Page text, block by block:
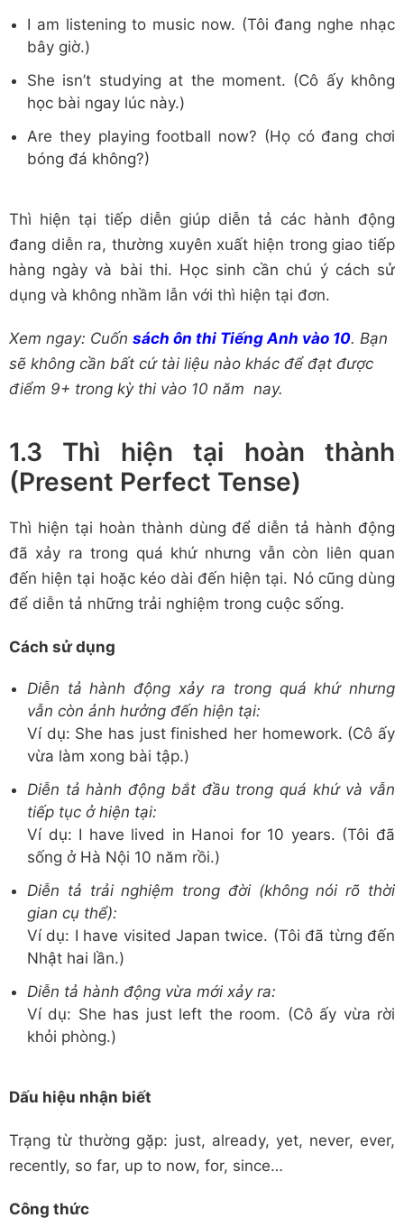
I am listening to music now. (Tôi đang nghe nhạc
bây giờ.)
She isn’t studying at the moment. (Cô ấy không
học bài ngay lúc này.)
Are they playing football now? (Họ có đang chơi
bóng đá không?)
Thì hiện tại tiếp diễn giúp diễn tả các hành động
đang diễn ra, thường xuyên xuất hiện trong giao tiếp
hàng ngày và bài thi. Học sinh cần chú ý cách sử
dụng và không nhầm lẫn với thì hiện tại đơn.
Xem ngay: Cuốn sách ôn thi Tiếng Anh vào 10. Bạn
sẽ không cần bất cứ tài liệu nào khác để đạt được
điểm 9+ trong kỳ thi vào 10 năm nay.
1.3 Thì hiện tại hoàn thành
(Present Perfect Tense)
Thì hiện tại hoàn thành dùng để diễn tả hành động
đã xảy ra trong quá khứ nhưng vẫn còn liên quan
đến hiện tại hoặc kéo dài đến hiện tại. Nó cũng dùng
để diễn tả những trải nghiệm trong cuộc sống.
Cách sử dụng
Diễn tả hành động xảy ra trong quá khứ nhưng
vẫn còn ảnh hưởng đến hiện tại:
Ví dụ: She has just finished her homework. (Cô ấy
vừa làm xong bài tập.)
Diễn tả hành động bắt đầu trong quá khứ và vẫn
tiếp tục ở hiện tại:
Ví dụ: I have lived in Hanoi for 10 years. (Tôi đã
sống ở Hà Nội 10 năm rồi.)
Diễn tả trải nghiệm trong đời (không nói rõ thời
gian cụ thể):
Ví dụ: I have visited Japan twice. (Tôi đã từng đến
Nhật hai lần.)
Diễn tả hành động vừa mới xảy ra:
Ví dụ: She has just left the room. (Cô ấy vừa rời
khỏi phòng.)
Dấu hiệu nhận biết
Trạng từ thường gặp: just, already, yet, never, ever,
recently, so far, up to now, for, since…
Công thức